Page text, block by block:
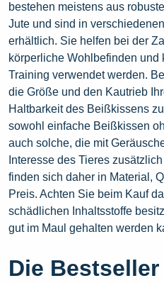
bestehen meistens aus
Jute und sind in
erhältlich. Sie helfen bei der
körperliche Wohlbefinden
Training verwendet werden.
die Größe und den Kautrieb
Haltbarkeit des Beißkissens
sowohl einfache Beißkissen
auch solche, die mit
Interesse des Tieres
finden sich daher in Material,
Preis. Achten Sie beim Kauf
schädlichen Inhaltsstoffe
gut im Maul gehalten werden
Die